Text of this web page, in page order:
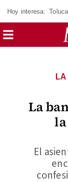
Hoy interesa:
La
El